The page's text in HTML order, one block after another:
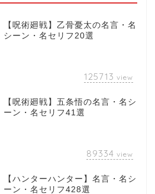
【呪術廻戦】乙骨憂太の名言・名
シーン・名セリフ20選
125713 view
【呪術廻戦】五条悟の名言・名シ
ーン・名セリフ41選
89334 view
【ハンターハンター】名言・名シ
ーン・名セリフ428選